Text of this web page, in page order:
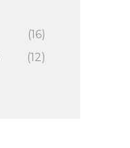
(16)
(12)